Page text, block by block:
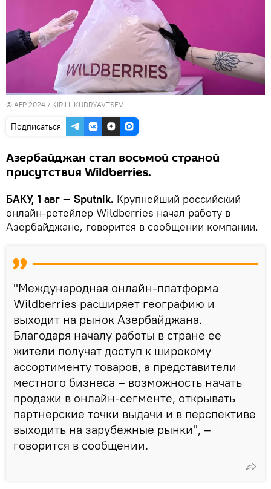
© AFP 2024 / KIRILL KUDRYAVTSEV
Подписаться
Азербайджан стал восьмой страной
присутствия Wildberries.
БАКУ, 1 авг — Sputnik. Крупнейший российский
онлайн-ретейлер Wildberries начал работу в
Азербайджане, говорится в сообщении компании.
"Международная онлайн-платформа
Wildberries расширяет географию и
выходит на рынок Азербайджана.
Благодаря началу работы в стране ее
жители получат доступ к широкому
ассортименту товаров, а представители
местного бизнеса – возможность начать
продажи в онлайн-сегменте, открывать
партнерские точки выдачи и в перспективе
выходить на зарубежные рынки", –
говорится в сообщении.